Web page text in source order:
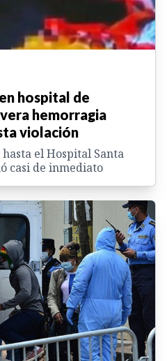
hospital de
hemorragia
violación
el Hospital Santa
casi de inmediato